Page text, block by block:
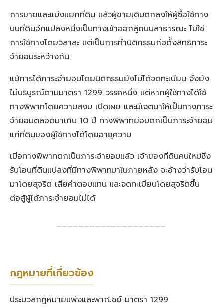
การขายและแบ่งแยกที่ดิน แล้วผู้ขายเดิมตกลงให้ผู้ซื้อใช้ทาง
บนที่ดินอีกแปลงหนึ่งเป็นทางเข้าออกสู่ถนนสาธารณะ ไม่ใช่
การใช้ทางโดยวิสาสะ แต่เป็นการทำนิติกรรมก่อตั้งสิทธิภาระ
จำยอมระหว่างกัน
แม้การได้ภาระจำยอมโดยนิติกรรมยังไม่ได้จดทะเบียน จึงยัง
ไม่บริบูรณ์ตามมาตรา 1299 วรรคหนึ่ง แต่หากผู้ใช้ทางได้ใช้
ทางพิพาทโดยความสงบ เปิดเผย และมีเจตนาให้เป็นทางภาระ
จำยอมตลอดมาเกิน 10 ปี ทางพิพาทย่อมตกเป็นภาระจำยอม
แก่ที่ดินของผู้ใช้ทางได้โดยอายุความ
เมื่อทางพิพาทตกเป็นภาระจำยอมแล้ว เจ้าของที่ดินคนใหม่ซึ่ง
รับโอนที่ดินแปลงที่มีทางพิพาทมาในภายหลัง จะอ้างว่ารับโอน
มาโดยสุจริต เสียค่าตอบแทน และจดทะเบียนโดยสุจริตขึ้น
ต่อสู้ผู้ได้ภาระจำยอมไม่ได้
━━━━━━━━━━━━━━━━━━━━
กฎหมายที่เกี่ยวข้อง
ประมวลกฎหมายแพ่งและพาณิชย์ มาตรา 1299